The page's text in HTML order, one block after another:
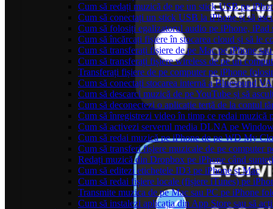
Cum să redați muzică de pe un stick USB pe
Cum să conectați un stick USB la iPhone și să
Cum să folosiți egalizatorul audio pe iPhone,
Cum să încărcați fișiere în stocarea cloud și să le
Cum să transferați fișiere de pe Mac pe iPhone
Cum să transferați fișiere wireless de pe un
Transferați fișiere de pe computer pe iPhone
Cum să conectați stocarea internă a Bluesound
Cum să descarci muzică de pe YouTube și să
Cum să deconectezi o aplicație terță de la contul
Cum să înregistrezi video în timp ce redai muzică
Cum să activezi serverul media DLNA pe
Cum să redai muzică pe iPhone de pe WD My
Cum să transferi fișiere muzicale de pe computer
Redați muzică din Dropbox pe iPhone când
Cum să editezi etichetele ID3 pe iPhone și Mac
Cum să redai fișiere locale (fișiere iTunes) pe
Transmite muzica de pe Mac sau PC pe iPhone
Cum să instalezi aplicația din App Store sau să